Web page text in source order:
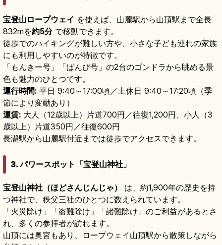
宝登山ロープウェイ を使えば、山麓駅から山頂駅まで全長
832mを約5分で移動できます。
徒歩でのハイキングが難しい方や、小さな子ども連れの家族
にも利用しやすいのが特徴です。
「もんきー号」「ばんび号」の2台のゴンドラから眺める景
色も魅力のひとつです。
運行時間: 平日 9:40～17:00頃／土休日 9:40～17:20頃（季
節により変動あり）
運賃: 大人（12歳以上）片道700円／往復1,200円、小人（3
歳以上）片道350円／往復600円
長瀞駅から山麓駅付近までは徒歩でアクセスできます。
3. パワースポット「宝登山神社」
宝登山神社（ほどさんじんじゃ）
は、約1,900年の歴史を持
つ神社で、秩父三社のひとつに数えられています。
「火災除け」「盗難除け」「諸難除け」のご利益があるとさ
れ、多くの参拝者が訪れます。
山頂には奥宮もあり、ロープウェイ山頂駅から散策しながら